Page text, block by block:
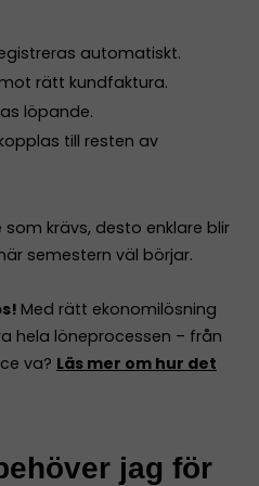
automatiskt.
rätt kundfaktura.
löpande.
till resten av
krävs, desto enklare blir
semestern väl börjar.
Med rätt ekonomilösning
hela löneprocessen – från
va? Läs mer om hur det
jag för